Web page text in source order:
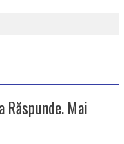
Răspunde. Mai